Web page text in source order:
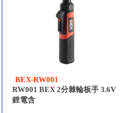
BEX-RW001
RW001 BEX 2分棘輪板手 3.6V
鋰電含